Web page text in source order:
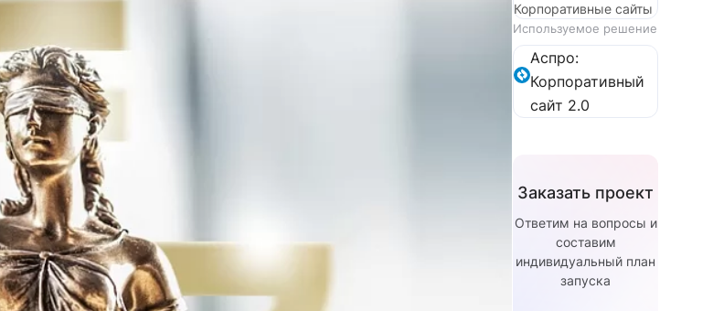
Корпоративные сайты
Используемое решение
Аспро:
Корпоративный
сайт 2.0
Заказать проект
Ответим на вопросы и
составим
индивидуальный план
запуска